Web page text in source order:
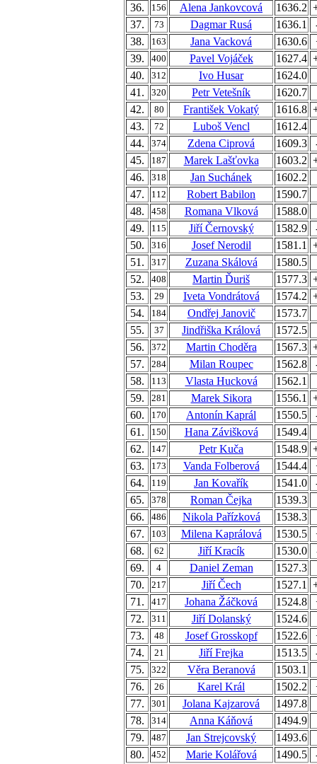
36.
156 Alena Jankovcová 1636.2
37.
73 Dagmar Rusá 1636.1
38.
163 Jana Vacková 1630.6
39.
400 Pavel Vojáček 1627.4
40.
312 Ivo Husar
1624.0
41.
320 Petr Vetešník
1620.7
42.
80 František Vokatý 1616.8
43.
72 Luboš Vencl
1612.4
44.
374 Zdena Ciprová 1609.3
45.
187 Marek Lašťovka 1603.2
46.
318 Jan Suchánek
1602.2
47.
112 Robert Babilon
1590.7
48.
458 Romana Vlková
1588.0
49.
115 Jiří Černovský 1582.9
50.
316 Josef Nerodil 1581.1
51.
317 Zuzana Skálová
1580.5
52.
408 Martin Ďuriš 1577.3
53.
29 Iveta Vondrátová 1574.2
54.
184 Ondřej Janovič
1573.7
55.
37 Jindřiška Králová
1572.5
56.
372 Martin Choděra 1567.3
57.
284 Milan Roupec 1562.8
58.
113 Vlasta Hucková
1562.1
59.
281 Marek Sikora 1556.1
60.
170 Antonín Kaprál 1550.5
61.
150 Hana Závišková
1549.4
62.
147 Petr Kuča 1548.9
63.
173 Vanda Folberová 1544.4
64.
119 Jan Kovařík 1541.0
65.
378 Roman Čejka
1539.3
66.
486 Nikola Pařízková
1538.3
67.
103 Milena Kaprálová 1530.5
68.
62 Jiří Kracík 1530.0
69.
4 Daniel Zeman
1527.3
70.
217 Jiří Čech 1527.1
71.
417 Johana Žáčková 1524.8
72.
311 Jiří Dolanský
1524.6
73.
48 Josef Grosskopf 1522.6
74.
21 Jiří Frejka 1513.5
75.
322 Věra Beranová
1503.1
76.
26 Karel Král 1502.2
77.
301 Jolana Kajzarová
1497.8
78.
314 Anna Káňová
1494.9
79.
487 Jan Strejcovský
1493.6
80.
452 Marie Kolářová 1490.5